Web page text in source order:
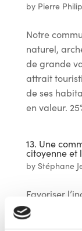
by Pierre
Notre
naturel,
de grande
attrait
de ses
en valeur.
13. Une
citoyenne et
by Stéphane
Favoriser
de la ville et
en compte